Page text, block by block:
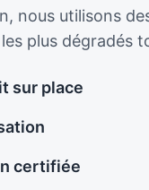
nous utilisons
plus dégradés
sur place
certifiée